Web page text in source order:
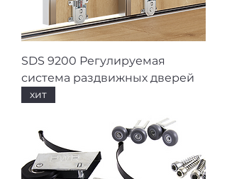
SDS 9200 Регулируемая
система раздвижных дверей
хит